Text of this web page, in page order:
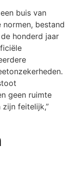
buis van
bestand
honderd jaar
geen ruimte
feitelijk,”